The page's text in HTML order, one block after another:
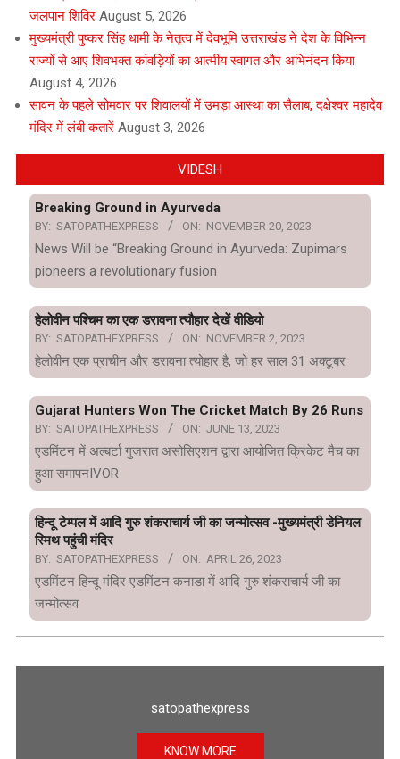
जलपान शिविर August 5, 2026
मुख्यमंत्री पुष्कर सिंह धामी के नेतृत्व में देवभूमि उत्तराखंड ने देश के विभिन्न
राज्यों से आए शिवभक्त कांवड़ियों का आत्मीय स्वागत और अभिनंदन किया
August 4, 2026
सावन के पहले सोमवार पर शिवालयों में उमड़ा आस्था का सैलाब, दक्षेश्वर महादेव
मंदिर में लंबी कतारें August 3, 2026
VIDESH
Breaking Ground in Ayurveda
BY: SATOPATHEXPRESS ON: NOVEMBER 20, 2023
News Will be “Breaking Ground in Ayurveda: Zupimars
pioneers a revolutionary fusion
हेलोवीन पश्चिम का एक डरावना त्यौहार देखें वीडियो
BY: SATOPATHEXPRESS ON: NOVEMBER 2, 2023
हेलोवीन एक प्राचीन और डरावना त्योहार है, जो हर साल 31 अक्टूबर
Gujarat Hunters Won The Cricket Match By 26 Runs
BY: SATOPATHEXPRESS ON: JUNE 13, 2023
एडमिंटन में अल्बर्टा गुजरात असोसिएशन द्वारा आयोजित क्रिकेट मैच का
हुआ समापनIVOR
हिन्दू टेम्पल में आदि गुरु शंकराचार्य जी का जन्मोत्सव -मुख्यमंत्री डेनियल
स्मिथ पहुंची मंदिर
BY: SATOPATHEXPRESS ON: APRIL 26, 2023
एडमिंटन हिन्दू मंदिर एडमिंटन कनाडा में आदि गुरु शंकराचार्य जी का
जन्मोत्सव
satopathexpress
KNOW MORE